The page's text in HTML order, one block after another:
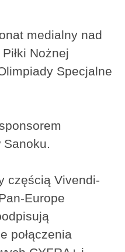
medialny nad
Nożnej
Specjalne
częścią Vivendi-
Europe
połączenia